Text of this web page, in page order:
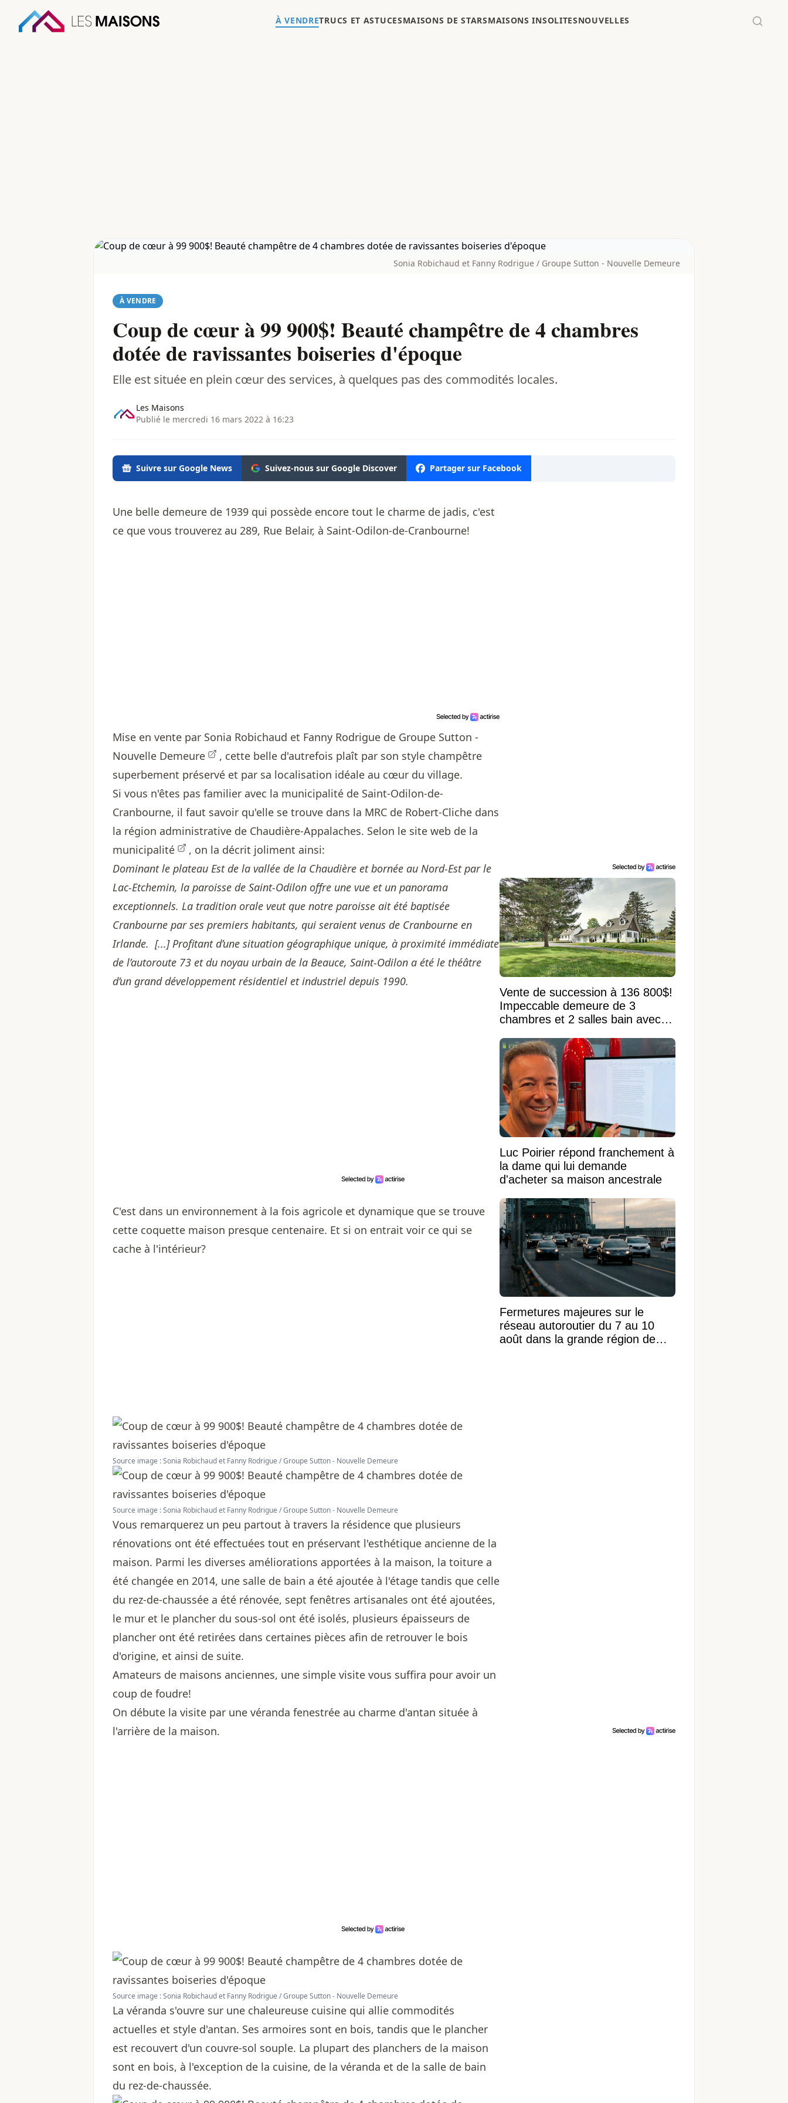
À VENDRETRUCS ET ASTUCESMAISONS DE STARSMAISONS INSOLITESNOUVELLES
Sonia Robichaud et Fanny Rodrigue / Groupe Sutton - Nouvelle Demeure
À VENDRE
Coup de cœur à 99 900$! Beauté champêtre de 4 chambres
dotée de ravissantes boiseries d'époque
Elle est située en plein cœur des services, à quelques pas des commodités locales.
Les Maisons
Publié le mercredi 16 mars 2022 à 16:23
Suivre sur Google News Suivez-nous sur Google Discover Partager sur Facebook
Une belle demeure de 1939 qui possède encore tout le charme de jadis, c'est
ce que vous trouverez au 289, Rue Belair, à Saint-Odilon-de-Cranbourne!
Mise en vente par Sonia Robichaud et Fanny Rodrigue de Groupe Sutton -
Nouvelle Demeure
, cette belle d'autrefois plaît par son style champêtre
superbement préservé et par sa localisation idéale au cœur du village.
Si vous n'êtes pas familier avec la municipalité de Saint-Odilon-de-
Cranbourne, il faut savoir qu'elle se trouve dans la MRC de Robert-Cliche dans
la région administrative de Chaudière-Appalaches. Selon le site web de la
municipalité
, on la décrit joliment ainsi:
Dominant le plateau Est de la vallée de la Chaudière et bornée au Nord-Est par le
Lac-Etchemin, la paroisse de Saint-Odilon offre une vue et un panorama
exceptionnels. La tradition orale veut que notre paroisse ait été baptisée
Cranbourne par ses premiers habitants, qui seraient venus de Cranbourne en
Irlande. [...] Profitant d’une situation géographique unique, à proximité immédiate
de l’autoroute 73 et du noyau urbain de la Beauce, Saint-Odilon a été le théâtre
d’un grand développement résidentiel et industriel depuis 1990.
C'est dans un environnement à la fois agricole et dynamique que se trouve
cette coquette maison presque centenaire. Et si on entrait voir ce qui se
cache à l'intérieur?
Source image : Sonia Robichaud et Fanny Rodrigue / Groupe Sutton - Nouvelle Demeure
Source image : Sonia Robichaud et Fanny Rodrigue / Groupe Sutton - Nouvelle Demeure
Vous remarquerez un peu partout à travers la résidence que plusieurs
rénovations ont été effectuées tout en préservant l'esthétique ancienne de la
maison. Parmi les diverses améliorations apportées à la maison, la toiture a
été changée en 2014, une salle de bain a été ajoutée à l'étage tandis que celle
du rez-de-chaussée a été rénovée, sept fenêtres artisanales ont été ajoutées,
le mur et le plancher du sous-sol ont été isolés, plusieurs épaisseurs de
plancher ont été retirées dans certaines pièces afin de retrouver le bois
d'origine, et ainsi de suite.
Amateurs de maisons anciennes, une simple visite vous suffira pour avoir un
coup de foudre!
On débute la visite par une véranda fenestrée au charme d'antan située à
l'arrière de la maison.
Source image : Sonia Robichaud et Fanny Rodrigue / Groupe Sutton - Nouvelle Demeure
La véranda s'ouvre sur une chaleureuse cuisine qui allie commodités
actuelles et style d'antan. Ses armoires sont en bois, tandis que le plancher
est recouvert d'un couvre-sol souple. La plupart des planchers de la maison
sont en bois, à l'exception de la cuisine, de la véranda et de la salle de bain
du rez-de-chaussée.
Vente de succession à 136 800$!
Impeccable demeure de 3
chambres et 2 salles bain avec
Luc Poirier répond franchement à
la dame qui lui demande
d'acheter sa maison ancestrale
Fermetures majeures sur le
réseau autoroutier du 7 au 10
août dans la grande région de